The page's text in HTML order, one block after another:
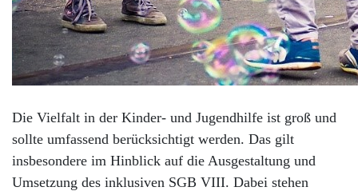
Die Vielfalt in der Kinder- und Jugendhilfe ist groß und
sollte umfassend berücksichtigt werden. Das gilt
insbesondere im Hinblick auf die Ausgestaltung und
Umsetzung des inklusiven SGB VIII. Dabei stehen